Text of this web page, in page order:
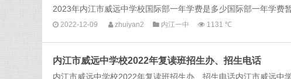
2023年内江市威远中学校国际部一年学费是多少国际部一年学费
2022-12-09 zhuiyan2 内江一中 1131 ℃
内江市威远中学校2022年复读班招生办、招生电话
内江市威远中学校2022年复读班招生办、招生电话内江市威远中